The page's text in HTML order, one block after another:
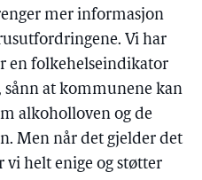
mer informasjon
Vi har
en folkehelseindikator
at kommunene kan
alkoholloven og de
Men når det gjelder det
vi helt enige og støtter